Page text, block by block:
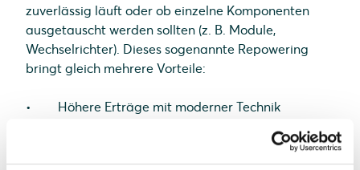
zuverlässig läuft oder ob einzelne Komponenten
ausgetauscht werden sollten (z. B. Module,
Wechselrichter). Dieses sogenannte Repowering
bringt gleich mehrere Vorteile:
Höhere Erträge mit moderner Technik